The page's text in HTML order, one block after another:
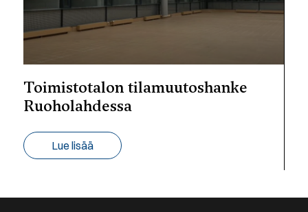
Toimistotalon tilamuutoshanke
Ruoholahdessa
Lue lisää